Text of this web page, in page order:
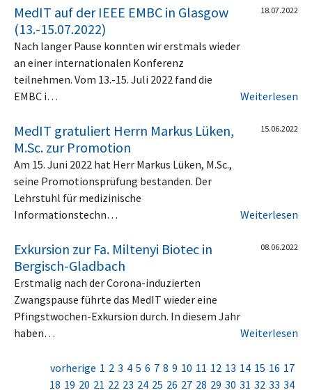
MedIT auf der IEEE EMBC in Glasgow
(13.-15.07.2022)
18.07.2022
Nach langer Pause konnten wir erstmals wieder
an einer internationalen Konferenz
teilnehmen. Vom 13.-15. Juli 2022 fand die
EMBC i…
Weiterlesen
MedIT gratuliert Herrn Markus Lüken,
M.Sc. zur Promotion
15.06.2022
Am 15. Juni 2022 hat Herr Markus Lüken, M.Sc.,
seine Promotionsprüfung bestanden. Der
Lehrstuhl für medizinische
Informationstechn…
Weiterlesen
Exkursion zur Fa. Miltenyi Biotec in
Bergisch-Gladbach
08.06.2022
Erstmalig nach der Corona-induzierten
Zwangspause führte das MedIT wieder eine
Pfingstwochen-Exkursion durch. In diesem Jahr
haben…
Weiterlesen
vorherige 1 2 3 4 5 6 7 8 9 10 11 12 13 14 15 16 17
18 19 20 21 22 23 24 25 26 27 28 29 30 31 32 33 34